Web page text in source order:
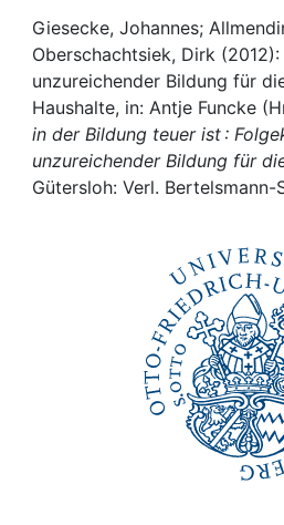
Awards
My FIS
Help
Giesecke, Johannes;
Oberschachtsiek, Dirk
unzureichender Bildung für
Haushalte, in: Antje Funcke
in der Bildung teuer ist :
unzureichender Bildung für
Gütersloh: Verl. Bertelsmann-